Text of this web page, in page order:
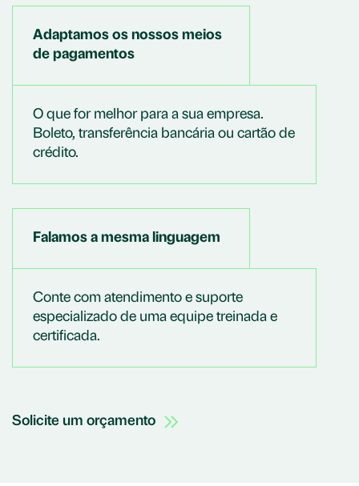
Adaptamos os nossos meios
de pagamentos
O que for melhor para a sua empresa.
Boleto, transferência bancária ou cartão de
crédito.
Falamos a mesma linguagem
Conte com atendimento e suporte
especializado de uma equipe treinada e
certificada.
Solicite um orçamento